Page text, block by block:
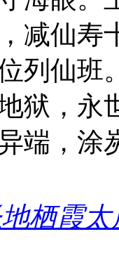
减仙寿
列仙班
狱，永
端，涂
栖霞太